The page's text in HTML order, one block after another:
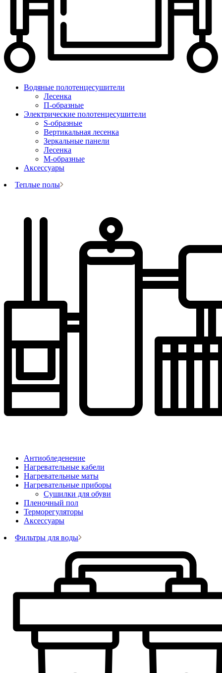
Водяные полотенцесушители
Лесенка
П-образные
Электрические полотенцесушители
S-образные
Вертикальная лесенка
Зеркальные панели
Лесенка
М-образные
Аксессуары
Теплые полы
Антиобледенение
Нагревательные кабели
Нагревательные маты
Нагревательные приборы
Сушилки для обуви
Пленочный пол
Терморегуляторы
Аксессуары
Фильтры для воды